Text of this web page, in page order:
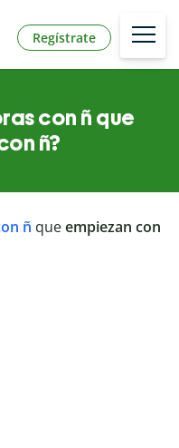
Regístrate
con ñ que
ñ?
ñ queempiezan con